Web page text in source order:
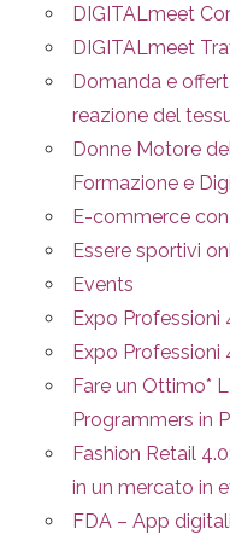
DIGITALmeet
DIGITALmeet
Domanda e
reazione del
Donne Motore
Formazione e
E-commerce
Essere sportivi
Events
Expo Professioni
Expo Professioni
Fare un Ottimo*
Programmers in
Fashion Retail
in un mercato in
FDA – App